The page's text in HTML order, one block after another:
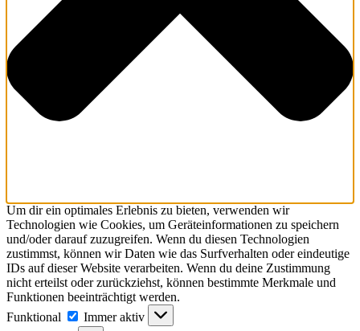
Um dir ein optimales Erlebnis zu bieten, verwenden wir
Technologien wie Cookies, um Geräteinformationen zu speichern
und/oder darauf zuzugreifen. Wenn du diesen Technologien
zustimmst, können wir Daten wie das Surfverhalten oder eindeutige
IDs auf dieser Website verarbeiten. Wenn du deine Zustimmung
nicht erteilst oder zurückziehst, können bestimmte Merkmale und
Funktionen beeinträchtigt werden.
Funktional
Immer aktiv